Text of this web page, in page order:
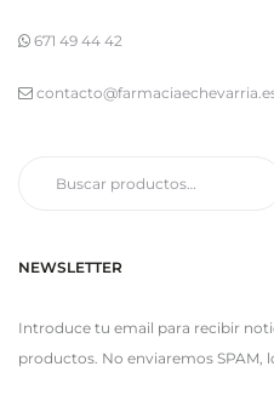
671 49 44 42
NEWSLETTER
Introduce tu email para recibir
productos. No enviaremos SPAM,